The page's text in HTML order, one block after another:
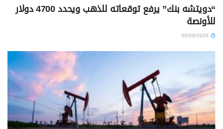
“دويتشه بنك” يرفع توقعاته للذهب ويحدد 4700 دولار
للأونصة